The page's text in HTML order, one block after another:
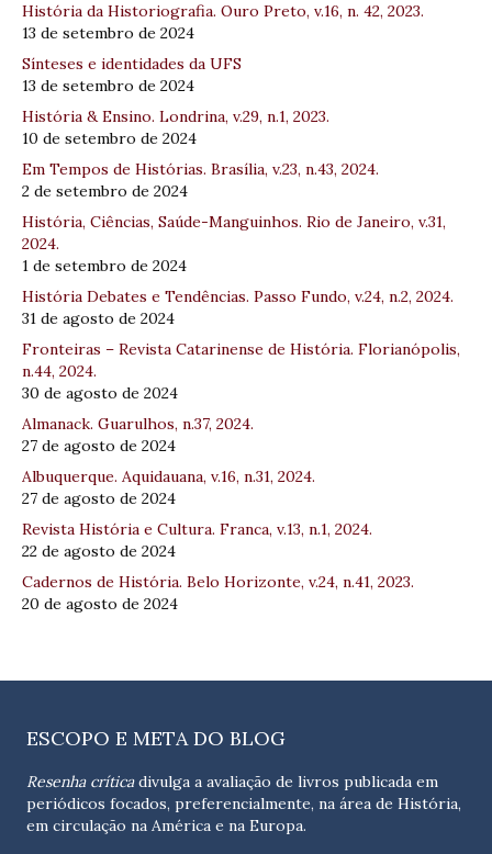
História da Historiografia. Ouro Preto, v.16, n. 42, 2023.
13 de setembro de 2024
Sínteses e identidades da UFS
13 de setembro de 2024
História & Ensino. Londrina, v.29, n.1, 2023.
10 de setembro de 2024
Em Tempos de Histórias. Brasília, v.23, n.43, 2024.
2 de setembro de 2024
História, Ciências, Saúde-Manguinhos. Rio de Janeiro, v.31,
2024.
1 de setembro de 2024
História Debates e Tendências. Passo Fundo, v.24, n.2, 2024.
31 de agosto de 2024
Fronteiras – Revista Catarinense de História. Florianópolis,
n.44, 2024.
30 de agosto de 2024
Almanack. Guarulhos, n.37, 2024.
27 de agosto de 2024
Albuquerque. Aquidauana, v.16, n.31, 2024.
27 de agosto de 2024
Revista História e Cultura. Franca, v.13, n.1, 2024.
22 de agosto de 2024
Cadernos de História. Belo Horizonte, v.24, n.41, 2023.
20 de agosto de 2024
ESCOPO E META DO BLOG
Resenha críticadivulga a avaliação de livros publicada em
periódicos focados, preferencialmente, na área de História,
em circulação na América e na Europa.